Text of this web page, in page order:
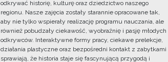
odkrywać historię, kulturę oraz dziedzictwo naszego
regionu. Nasze zajęcia zostały starannie opracowane tak,
aby nie tylko wspierały realizację programu nauczania, ale
również pobudzały ciekawość, wyobraźnię i pasję młodych
odkrywców. Interaktywne formy pracy, ciekawe prelekcje,
działania plastyczne oraz bezpośredni kontakt z zabytkami
sprawiają, że historia staje się fascynującą przygodą i